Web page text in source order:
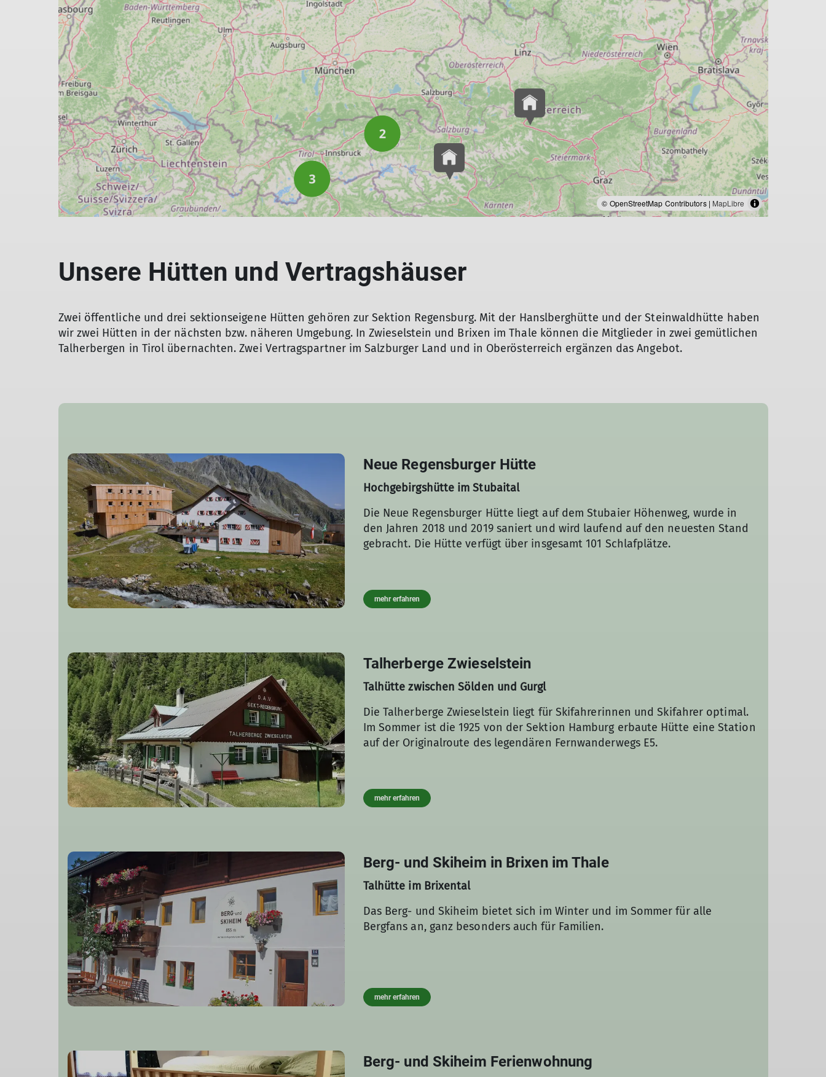
Hüttentouren
Hunderunde
Inklusion
International Group
Kaiserschmarrn-Gruppe
Klettersteiggruppe
Laufgruppe
MTB-Gruppe
MTB-Gravity-Gruppe
Öffi-Gruppe
Rund um Regensburg
Seniorengruppe
Skigymnastik
Skitourengruppe
Sportklettergruppe
© OpenStreetMap Contributors | MapLibre
Unsere Hütten und Vertragshäuser
Zwei öffentliche und drei sektionseigene Hütten gehören zur Sektion Regensburg. Mit der Hanslberghütte und der Steinwaldhütte haben
wir zwei Hütten in der nächsten bzw. näheren Umgebung. In Zwieselstein und Brixen im Thale können die Mitglieder in zwei gemütlichen
Talherbergen in Tirol übernachten. Zwei Vertragspartner im Salzburger Land und in Oberösterreich ergänzen das Angebot.
Neue Regensburger Hütte
Hochgebirgshütte im Stubaital
Die Neue Regensburger Hütte liegt auf dem Stubaier Höhenweg, wurde in
den Jahren 2018 und 2019 saniert und wird laufend auf den neuesten Stand
gebracht. Die Hütte verfügt über insgesamt 101 Schlafplätze.
mehr erfahren
Talherberge Zwieselstein
Talhütte zwischen Sölden und Gurgl
Die Talherberge Zwieselstein liegt für Skifahrerinnen und Skifahrer optimal.
Im Sommer ist die 1925 von der Sektion Hamburg erbaute Hütte eine Station
auf der Originalroute des legendären Fernwanderwegs E5.
mehr erfahren
Berg- und Skiheim in Brixen im Thale
Talhütte im Brixental
Das Berg- und Skiheim bietet sich im Winter und im Sommer für alle
Bergfans an, ganz besonders auch für Familien.
mehr erfahren
Berg- und Skiheim Ferienwohnung